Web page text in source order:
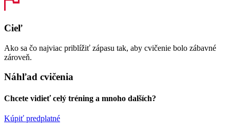
Cieľ
Ako sa čo najviac priblížiť zápasu tak, aby cvičenie bolo zábavné
zároveň.
Náhľad cvičenia
Chcete vidieť celý tréning a mnoho dalších?
Kúpiť predplatné